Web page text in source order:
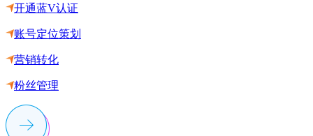
开通蓝V认证
账号定位策划
营销转化
粉丝管理